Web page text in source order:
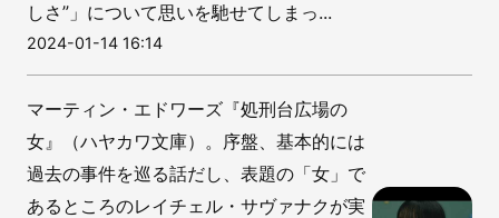
しさ”」について思いを馳せてしまっ...
2024-01-14 16:14
マーティン・エドワーズ『処刑台広場の
女』（ハヤカワ文庫）。序盤、基本的には
過去の事件を巡る話だし、表題の「女」で
あるところのレイチェル・サヴァナクが実